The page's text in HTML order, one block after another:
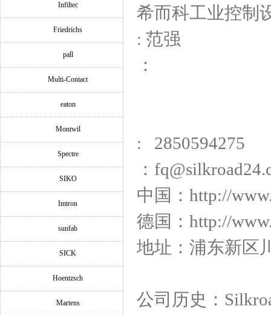
Infiltec
Friedrichs
pall
Multi-Contact
eaton
Montwil
Spectre
SIKO
Imtron
sunfab
SICK
Hoentzsch
Martens
希而科工业控
: 范强
：
: 2850594275
：
中国：http://
德国：http://
地址：浦东新区
公司历史：